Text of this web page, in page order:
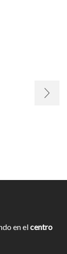
en elcentro